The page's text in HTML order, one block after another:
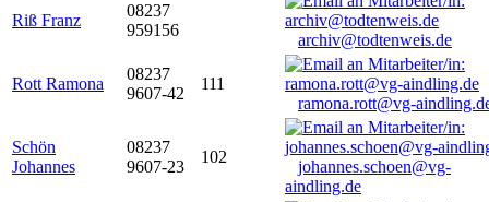
Riß Franz
08237
959156
archiv@todtenweis.de
Rott Ramona
08237
9607-42
111
ramona.rott@vg-
Schön
Johannes
08237
9607-23
102
johannes.schoen@vg-
aindling.de